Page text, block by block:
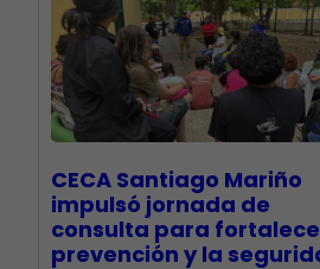
CECA Santiago Mariño
impulsó jornada de
consulta para
prevención y la